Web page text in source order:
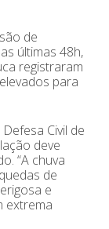
de
últimas 48h,
registraram
para
Civil de
deve
“A chuva
de
e
extrema